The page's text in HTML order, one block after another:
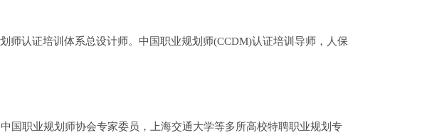
认证培训体系总设计师。中国职业规划师(CCDM)认证培训导师，人保
职业规划师协会专家委员，上海交通大学等多所高校特聘职业规划专